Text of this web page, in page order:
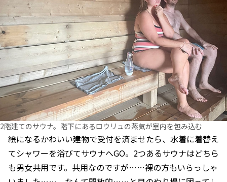
2階建てのサウナ。階下にあるロウリュの蒸気が室内を包み込む
絵になるかわいい建物で受付を済ませたら、水着に着替え
てシャワーを浴びてサウナへGO。2つあるサウナはどちら
も男女共用です。共用なのですが……裸の方もいらっしゃ